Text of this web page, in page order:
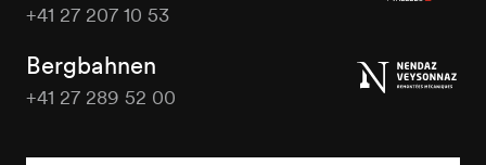
+41 27 207 10 53
Bergbahnen
+41 27 289 52 00